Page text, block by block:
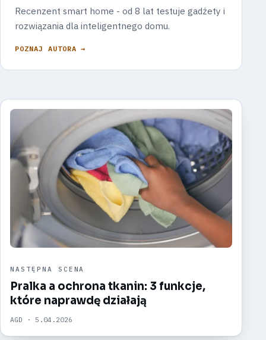
Recenzent smart home - od 8 lat testuje gadżety i
rozwiązania dla inteligentnego domu.
POZNAJ AUTORA →
NASTĘPNA SCENA
Pralka a ochrona tkanin: 3 funkcje,
które naprawdę działają
AGD · 5.04.2026